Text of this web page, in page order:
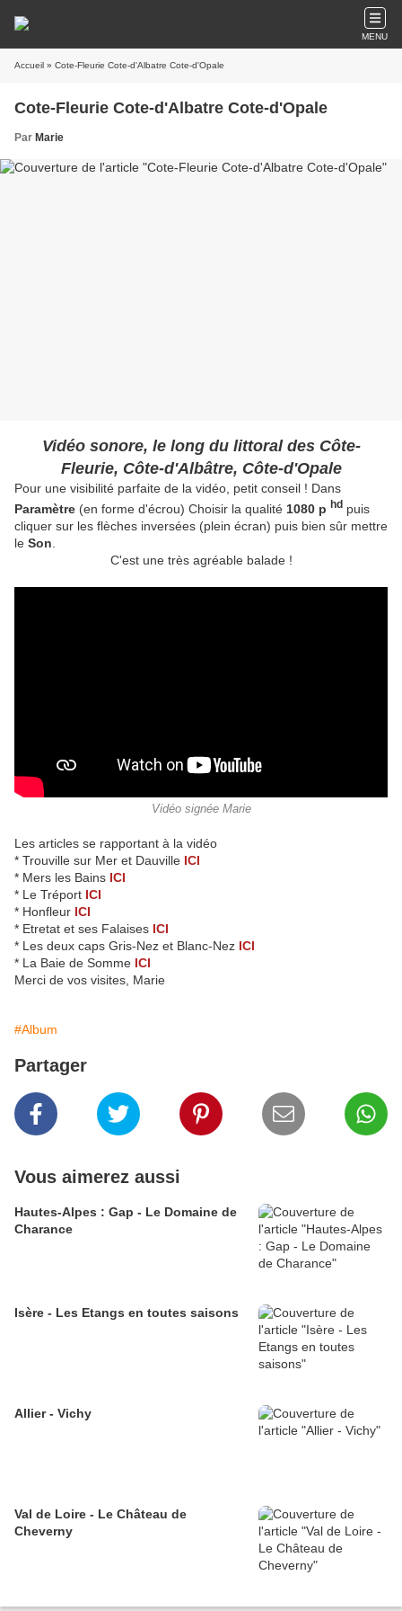
MENU
Accueil » Cote-Fleurie Cote-d'Albatre Cote-d'Opale
Cote-Fleurie Cote-d'Albatre Cote-d'Opale
Par Marie
Vidéo sonore, le long du littoral des Côte-
Fleurie, Côte-d'Albâtre, Côte-d'Opale
Pour une visibilité parfaite de la vidéo, petit conseil ! Dans
Paramètre (en forme d'écrou) Choisir la qualité 1080 p hd puis
cliquer sur les flèches inversées (plein écran) puis bien sûr mettre
le Son
C'est une très agréable balade !
Vidéo signée Marie
Les articles se rapportant à la vidéo
* Trouville sur Mer et Dauville ICI
* Mers les Bains ICI
* Le Tréport ICI
* Honfleur ICI
* Etretat et ses Falaises ICI
* Les deux caps Gris-Nez et Blanc-Nez ICI
* La Baie de Somme ICI
Merci de vos visites, Marie
#Album
Partager
Vous aimerez aussi
Hautes-Alpes : Gap - Le Domaine de
Charance
Isère - Les Etangs en toutes saisons
Allier - Vichy
Val de Loire - Le Château de
Cheverny